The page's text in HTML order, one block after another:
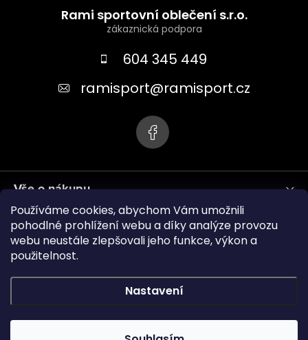
Používáme cookies, abychom Vám umožnili
pohodlné prohlížení webu a díky analýze provozu
webu neustále zlepšovali jeho funkce, výkon a
použitelnost.
Nastavení
Rami sportovní oblečení s.r.o.
604 345 449
ramisport@ramisport.cz
Vše o nákupu
Informace pro vás
Copyright 2026RAMISPORT. Všechna práva vyhrazena.